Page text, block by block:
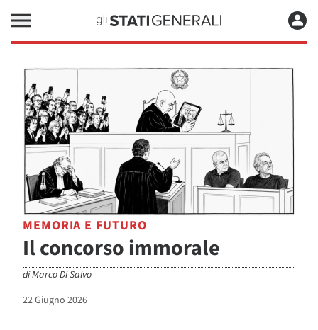
MEMORIA E FUTURO
Il concorso immorale
diMarco Di Salvo
22 Giugno 2026